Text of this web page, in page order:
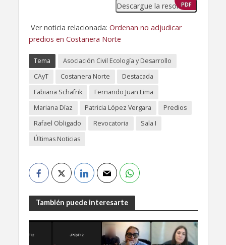
Descargue la resolución
PDF
Ver noticia relacionada: Ordenan no adjudicar
predios en Costanera Norte
Tema
Asociación Civil Ecología y Desarrollo
CAyT
Costanera Norte
Destacada
Fabiana Schafrik
Fernando Juan Lima
Mariana Díaz
Patricia López Vergara
Predios
Rafael Obligado
Revocatoria
Sala I
Últimas Noticias
También puede interesarte